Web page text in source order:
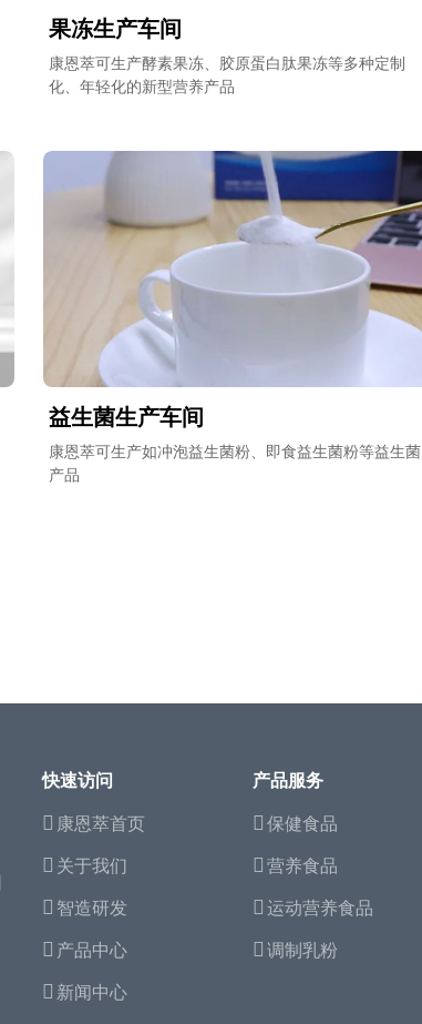
果冻生产车间
康恩萃可生产酵素果冻、胶原蛋白肽果冻等多种定制
化、年轻化的新型营养产品
益生菌生产车间
康恩萃可生产如冲泡益生菌粉、即食益生菌粉等益生菌
产品
快速访问
康恩萃首页
关于我们
智造研发
产品中心
新闻中心
产品服务
保健食品
营养食品
运动营养食品
调制乳粉